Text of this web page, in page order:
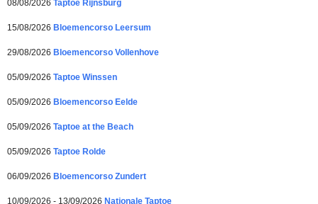
08/08/2026 Taptoe Rijnsburg
15/08/2026 Bloemencorso Leersum
29/08/2026 Bloemencorso Vollenhove
05/09/2026 Taptoe Winssen
05/09/2026 Bloemencorso Eelde
05/09/2026 Taptoe at the Beach
05/09/2026 Taptoe Rolde
06/09/2026 Bloemencorso Zundert
10/09/2026 - 13/09/2026 Nationale Taptoe